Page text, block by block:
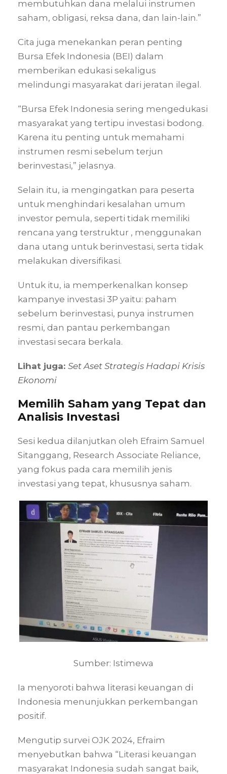
membutuhkan dana melalui instrumen
saham, obligasi, reksa dana, dan lain-lain.”
Cita juga menekankan peran penting
Bursa Efek Indonesia (BEI) dalam
memberikan edukasi sekaligus
melindungi masyarakat dari jeratan ilegal.
“Bursa Efek Indonesia sering mengedukasi
masyarakat yang tertipu investasi bodong.
Karena itu penting untuk memahami
instrumen resmi sebelum terjun
berinvestasi,” jelasnya.
Selain itu, ia mengingatkan para peserta
untuk menghindari kesalahan umum
investor pemula, seperti tidak memiliki
rencana yang terstruktur , menggunakan
dana utang untuk berinvestasi, serta tidak
melakukan diversifikasi.
Untuk itu, ia memperkenalkan konsep
kampanye investasi 3P yaitu: paham
sebelum berinvestasi, punya instrumen
resmi, dan pantau perkembangan
investasi secara berkala.
Lihat juga: Set Aset Strategis Hadapi Krisis
Ekonomi
Memilih Saham yang Tepat dan
Analisis Investasi
Sesi kedua dilanjutkan oleh Efraim Samuel
Sitanggang, Research Associate Reliance,
yang fokus pada cara memilih jenis
investasi yang tepat, khususnya saham.
Sumber: Istimewa
Ia menyoroti bahwa literasi keuangan di
Indonesia menunjukkan perkembangan
positif.
Mengutip survei OJK 2024, Efraim
menyebutkan bahwa “Literasi keuangan
masyarakat Indonesia sudah sangat baik,